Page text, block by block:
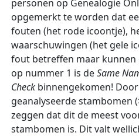
personen op Genealogie
opgemerkt te worden dat
fouten (het rode icoontje),
waarschuwingen (het gele
fout betreffen maar kunnen
op nummer 1 is deSame
Check binnengekomen!
geanalyseerde stambomen
zeggen dat dit de meest
stambomen is. Dit valt